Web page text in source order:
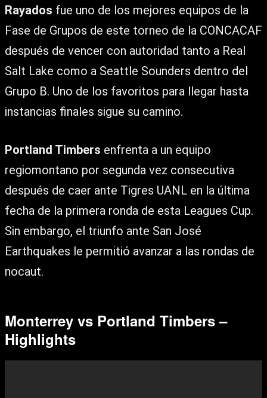
Rayados fue uno de los mejores equipos de la
Fase de Grupos de este torneo de la CONCACAF
después de vencer con autoridad tanto a Real
Salt Lake como a Seattle Sounders dentro del
Grupo B. Uno de los favoritos para llegar hasta
instancias finales sigue su camino.
Portland Timbers enfrenta a un equipo
regiomontano por segunda vez consecutiva
después de caer ante Tigres UANL en la última
fecha de la primera ronda de esta Leagues Cup.
Sin embargo, el triunfo ante San José
Earthquakes le permitió avanzar a las rondas de
nocaut.
Monterrey vs Portland Timbers –
Highlights